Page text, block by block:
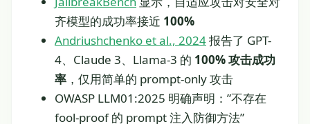
齐模型的成功率接近 100%
Andriushchenko et al., 2024报告了 GPT-
4、Claude 3、Llama-3 的 100% 攻击成功
率 ，仅用简单的 prompt-only 攻击
OWASP LLM01:2025 明确声明：”不存在
fool-proof 的 prompt 注入防御方法”